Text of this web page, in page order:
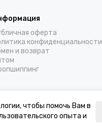
оферта
конфиденциальности
и возврат
чтобы помочь Вам в
опыта и